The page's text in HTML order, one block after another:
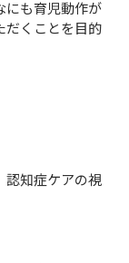
にも育児動作が
だくことを目的
認知症ケアの視